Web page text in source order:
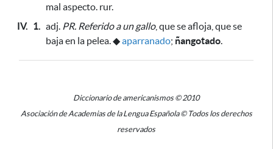
mal aspecto. rur.
IV. 1. adj. PR. Referido a un gallo, que se afloja, que se
baja en la pelea.◆aparranado; ñangotado.
Diccionario de americanismos © 2010
Asociación de Academias de la Lengua Española © Todos los derechos
reservados